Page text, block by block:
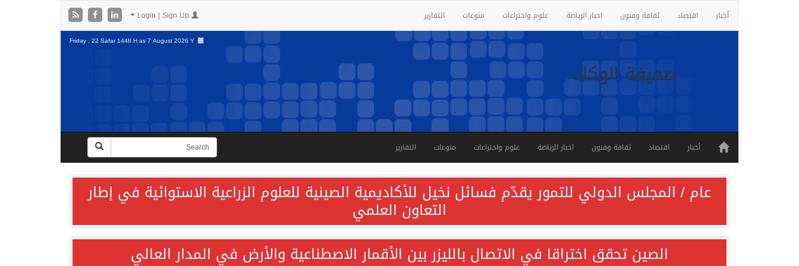
أخبار اقتصاد ثقافة وفنون اخبار الرياضة علوم واختراعات منوعات التقارير
صحيفة الوكاد
Friday , 22 Safar 1448 H as7 August 2026 Y
أخبار اقتصاد ثقافة وفنون اخبار الرياضة علوم واختراعات منوعات التقارير
عام / المجلس الدولي للتمور يقدّم فسائل نخيل للأكاديمية الصينية للعلوم الزراعية الاستوائية في إطار
التعاون العلمي
الصين تحقق اختراقا في الاتصال بالليزر بين الأقمار الاصطناعية والأرض في المدار العالي